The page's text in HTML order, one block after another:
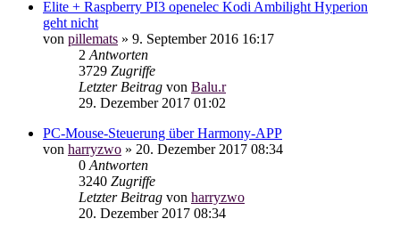
Elite + Raspberry PI3 openelec Kodi Ambilight Hyperion
geht nicht
von pillemats » 9. September 2016 16:17
2 Antworten
3729 Zugriffe
Letzter Beitrag von Balu.r
29. Dezember 2017 01:02
PC-Mouse-Steuerung über Harmony-APP
von harryzwo » 20. Dezember 2017 08:34
0 Antworten
3240 Zugriffe
Letzter Beitrag von harryzwo
20. Dezember 2017 08:34